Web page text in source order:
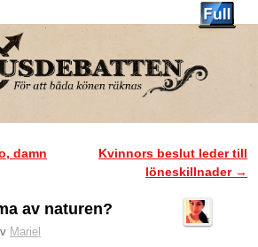
damn
Kvinnors beslut leder till
löneskillnader →
av naturen?
Mariel